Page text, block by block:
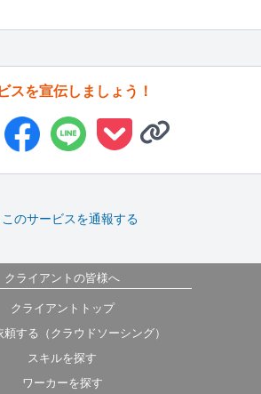
スを宣伝しましょう！
このサービスを通報する
クライアントの皆様へ
クライアントトップ
頼する（クラウドソーシング）
スキルを探す
ワーカーを探す